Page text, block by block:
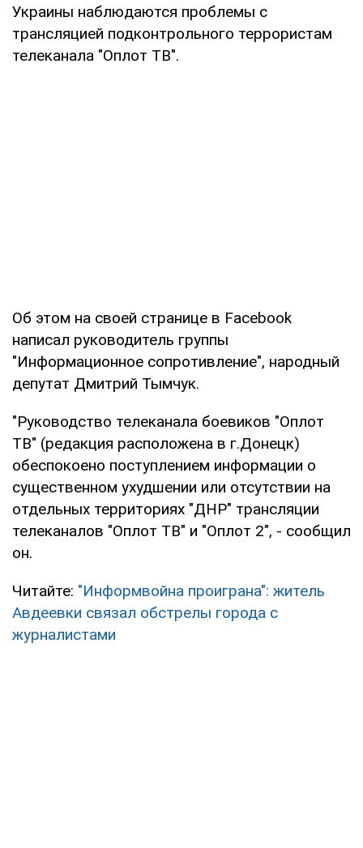
Украины наблюдаются проблемы с
трансляцией подконтрольного террористам
телеканала "Оплот ТВ".
Об этом на своей странице в Facebook
написал руководитель группы
"Информационное сопротивление", народный
депутат Дмитрий Тымчук.
"Руководство телеканала боевиков "Оплот
ТВ" (редакция расположена в г.Донецк)
обеспокоено поступлением информации о
существенном ухудшении или отсутствии на
отдельных территориях "ДНР" трансляции
телеканалов "Оплот ТВ" и "Оплот 2", - сообщил
он.
Читайте: "Информвойна проиграна": житель
Авдеевки связал обстрелы города с
журналистами